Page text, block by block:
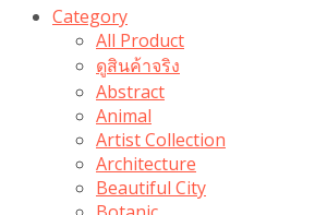
Category
All Product
ดูสินค้าจริง
Abstract
Animal
Artist Collection
Architecture
Beautiful City